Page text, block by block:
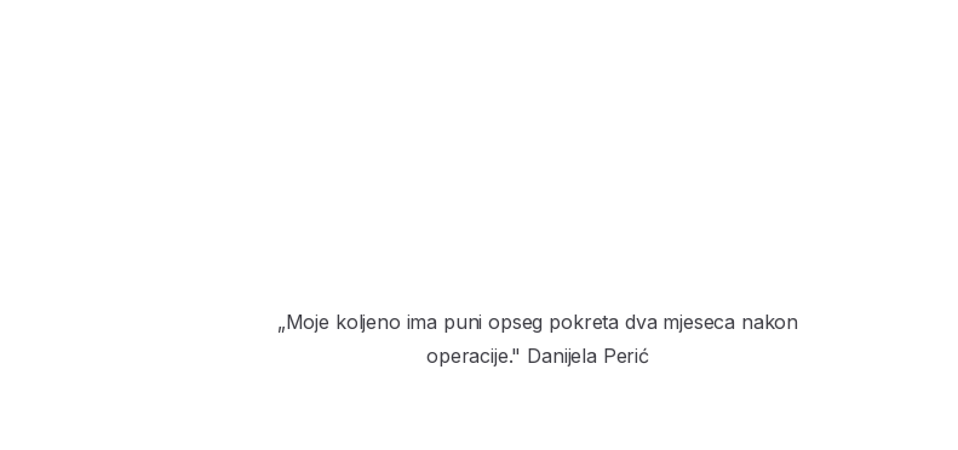
„Moje koljeno ima puni opseg pokreta dva mjeseca nakon
operacije." Danijela Perić